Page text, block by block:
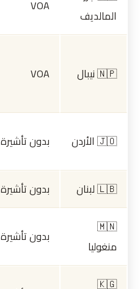
المالديف
VOA
🇳🇵 نيبال VOA
🇯🇴 الأردن بدون تأشيرة
🇱🇧 لبنان بدون تأشيرة
🇲🇳
منغوليا
بدون تأشيرة
🇰🇬